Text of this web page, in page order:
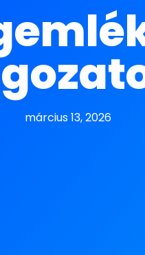
március 13, 2026